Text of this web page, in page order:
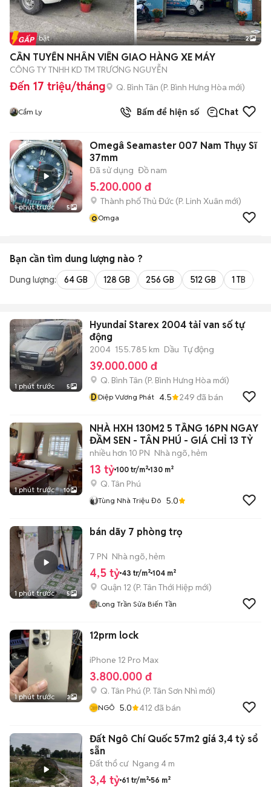
Tin nổi bật 2
CẦN TUYỂN NHÂN VIÊN GIAO HÀNG XE MÁY
CÔNG TY TNHH KD TM TRƯƠNG NGUYỄN
Đến 17 triệu/tháng Q. Bình Tân (P. Bình Hưng Hòa mới)
Cẩm Ly Bấm để hiện số Chat
1 phút trước 5
Omegâ Seamaster 007 Nam Thụy Sĩ
37mm
Đã sử dụng Đồ nam
5.200.000 đ
Thành phố Thủ Đức (P. Linh Xuân mới)
oOmga
Bạn cần tìm dung lượng nào ?
Dung lượng: 64 GB 128 GB 256 GB 512 GB 1 TB
1 phút trước 5
Hyundai Starex 2004 tải van số tự
động
2004 155.785 km Dầu Tự động
39.000.000 đ
Q. Bình Tân (P. Bình Hưng Hòa mới)
DDiệp Vương Phát 4.5 249 đã bán
1 phút trước 10
NHÀ HXH 130M2 5 TẦNG 16PN NGAY
ĐẦM SEN - TÂN PHÚ - GIÁ CHỈ 13 TỶ
nhiều hơn 10 PN Nhà ngõ, hẻm
13 tỷ 100 tr/m² 130 m²
Q. Tân Phú
Tùng Nhà Triệu Đô 5.0
1 phút trước 5
bán dãy 7 phòng trọ
7 PN Nhà ngõ, hẻm
4,5 tỷ 43 tr/m² 104 m²
Quận 12 (P. Tân Thới Hiệp mới)
Long Trần Sửa Biến Tần
1 phút trước 3
12prm lock
iPhone 12 Pro Max
3.800.000 đ
Q. Tân Phú (P. Tân Sơn Nhì mới)
NGÔ 5.0 412 đã bán
Đất Ngô Chí Quốc 57m2 giá 3,4 tỷ sổ
sẵn
Đất thổ cư Ngang 4 m
3,4 tỷ 61 tr/m² 56 m²